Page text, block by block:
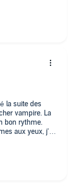
la suite des
vampire. La
bon rythme.
aux yeux, j'ai
Hâte de